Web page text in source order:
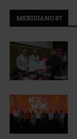
MERIDIANO 87